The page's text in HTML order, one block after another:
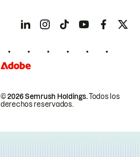
© 2026 Semrush Holdings.Todos los
derechos reservados.